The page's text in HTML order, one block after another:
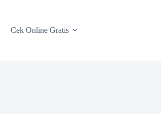
Cek Online Gratis